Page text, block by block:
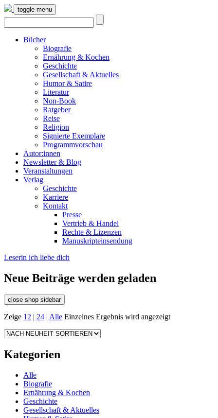
toggle menu
Bücher
Biografie
Ernährung & Kochen
Geschichte
Gesellschaft & Aktuelles
Humor & Satire
Literatur
Non-Book
Ratgeber
Reise
Religion
Signierte Exemplare
Programmvorschau
Autor:innen
Newsletter & Blog
Veranstaltungen
Verlag
Geschichte
Karriere
Kontakt
Presse
Vertrieb & Handel
Rechte & Lizenzen
Manuskripteinsendung
Leserin ich liebe dich
Neue Beiträge werden geladen
close shop sidebar
Zeige 12 | 24 | Alle Einzelnes Ergebnis wird angezeigt
Kategorien
Alle
Biografie
Ernährung & Kochen
Geschichte
Gesellschaft & Aktuelles